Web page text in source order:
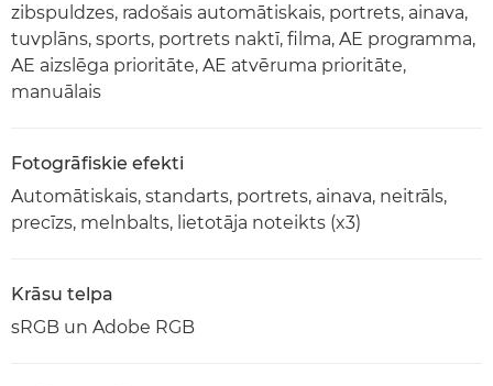
zibspuldzes, radošais automātiskais, portrets, ainava,
tuvplāns, sports, portrets naktī, filma, AE programma,
AE aizslēga prioritāte, AE atvēruma prioritāte,
manuālais
Fotogrāfiskie efekti
Automātiskais, standarts, portrets, ainava, neitrāls,
precīzs, melnbalts, lietotāja noteikts (x3)
Krāsu telpa
sRGB un Adobe RGB